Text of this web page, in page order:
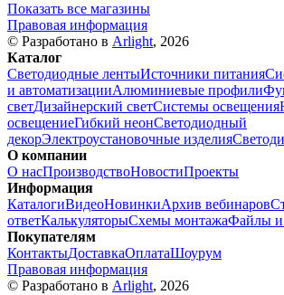
Показать все магазины
Правовая информация
© Разработано в Arlight, 2026
Каталог
Светодиодные лентыИсточники питания
и автоматизацииАлюминиевые профили
светДизайнерский светСистемы освещения
освещениеГибкий неонСветодиодный
декорЭлектроустановочные изделия
О компании
О насПроизводствоНовостиПроекты
Информация
КаталогиВидеоНовинкиАрхив вебинаров
ответКалькуляторыСхемы монтажаФайлы и
Покупателям
КонтактыДоставкаОплатаШоурум
Правовая информация
© Разработано в Arlight, 2026